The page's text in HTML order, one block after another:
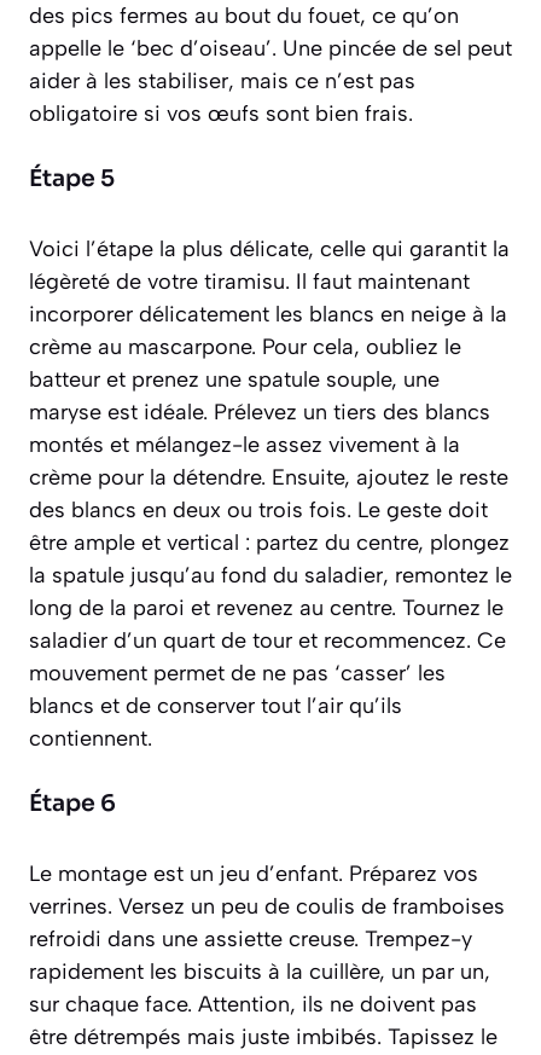
des pics fermes au bout du fouet, ce qu’on
appelle le ‘bec d’oiseau’. Une pincée de sel peut
aider à les stabiliser, mais ce n’est pas
obligatoire si vos œufs sont bien frais.
Étape 5
Voici l’étape la plus délicate, celle qui garantit la
légèreté de votre tiramisu. Il faut maintenant
incorporer délicatement les blancs en neige à la
crème au mascarpone. Pour cela, oubliez le
batteur et prenez une spatule souple, une
maryse est idéale. Prélevez un tiers des blancs
montés et mélangez-le assez vivement à la
crème pour la détendre. Ensuite, ajoutez le reste
des blancs en deux ou trois fois. Le geste doit
être ample et vertical : partez du centre, plongez
la spatule jusqu’au fond du saladier, remontez le
long de la paroi et revenez au centre. Tournez le
saladier d’un quart de tour et recommencez. Ce
mouvement permet de ne pas ‘casser’ les
blancs et de conserver tout l’air qu’ils
contiennent.
Étape 6
Le montage est un jeu d’enfant. Préparez vos
verrines. Versez un peu de coulis de framboises
refroidi dans une assiette creuse. Trempez-y
rapidement les biscuits à la cuillère, un par un,
sur chaque face. Attention, ils ne doivent pas
être détrempés mais juste imbibés. Tapissez le